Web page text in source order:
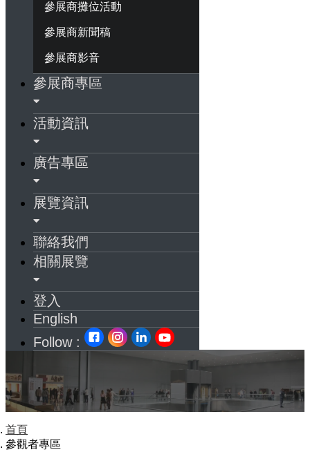
參展商攤位活動
參展商新聞稿
參展商影音
參展商專區
活動資訊
廣告專區
展覽資訊
聯絡我們
相關展覽
登入
English
Follow :
首頁
參觀者專區